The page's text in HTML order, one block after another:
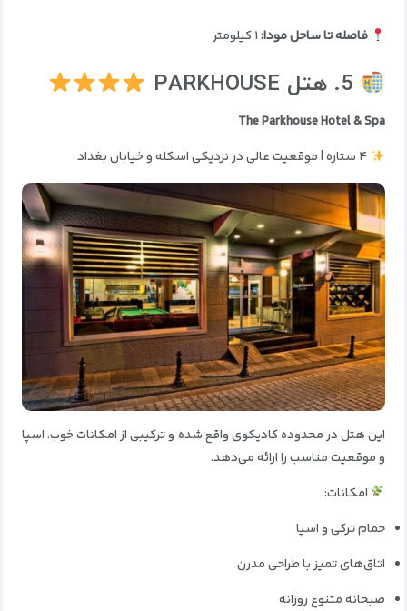
فاصله تا ساحل مودا:۱ کیلومتر
The Parkhouse Hotel & Spa
این هتل در محدوده کادیکوی واقع شده و ترکیبی از امکانات خوب، اسپا
و موقعیت مناسب را ارائه می‌دهد.
امکانات:
حمام ترکی و اسپا
اتاق‌های تمیز با طراحی مدرن
صبحانه متنوع روزانه